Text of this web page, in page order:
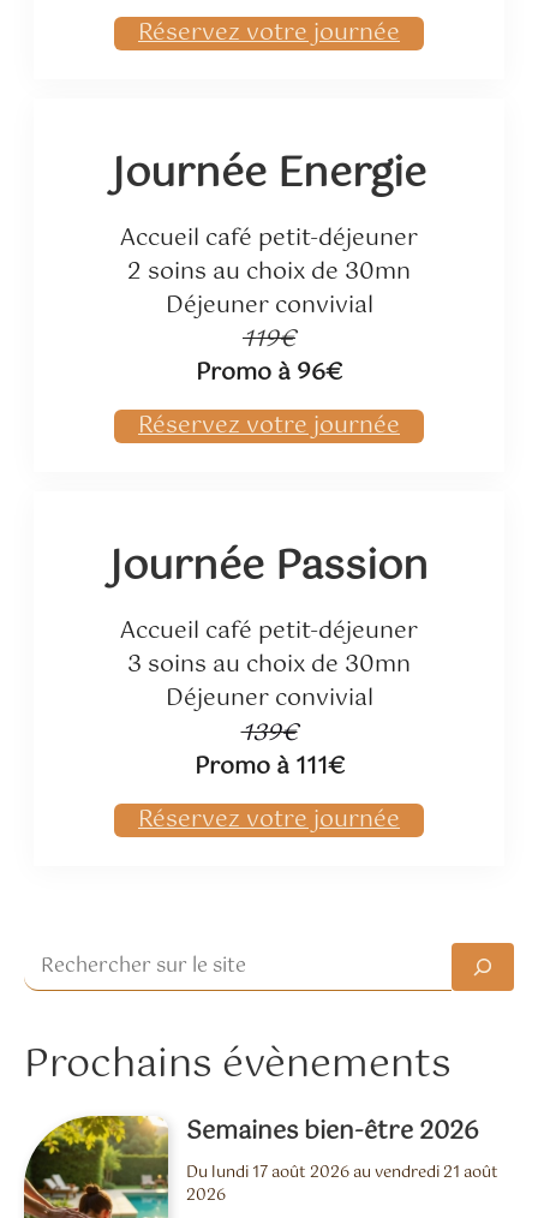
Réservez votre journée
Journée Energie
Accueil café petit-déjeuner
2 soins au choix de 30mn
Déjeuner convivial
119€
Promo à 96€
Réservez votre journée
Journée Passion
Accueil café petit-déjeuner
3 soins au choix de 30mn
Déjeuner convivial
139€
Promo à 111€
Réservez votre journée
Rechercher
Prochains évènements
Semaines bien-être 2026
Du lundi 17 août 2026 au vendredi 21 août
2026